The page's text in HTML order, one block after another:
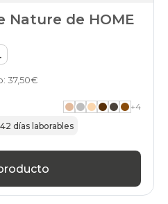
Nature de HOME
37,50€
+4
días laborables